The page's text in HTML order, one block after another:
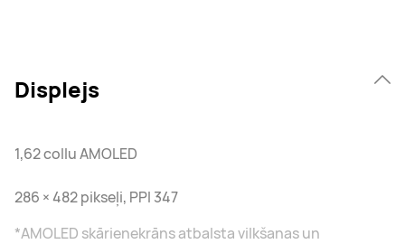
Displejs
1,62 collu AMOLED
286 × 482 pikseļi, PPI 347
*AMOLED skārienekrāns atbalsta vilkšanas un